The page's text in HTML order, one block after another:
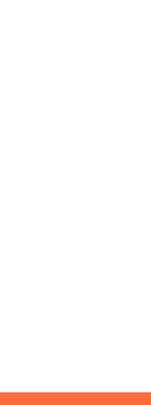
Số lượng 7
Số lượng 7
2T Số lượng 01